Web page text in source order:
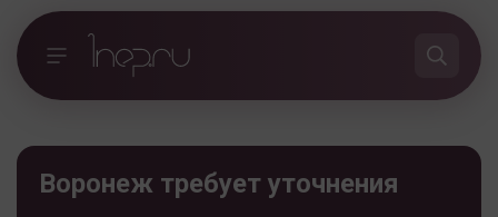
Воронеж требует уточнения